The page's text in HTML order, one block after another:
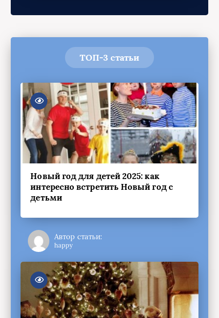
ТОП-3 статьи
Новый год для детей 2025: как
интересно встретить Новый год с
детьми
Автор статьи:
happy